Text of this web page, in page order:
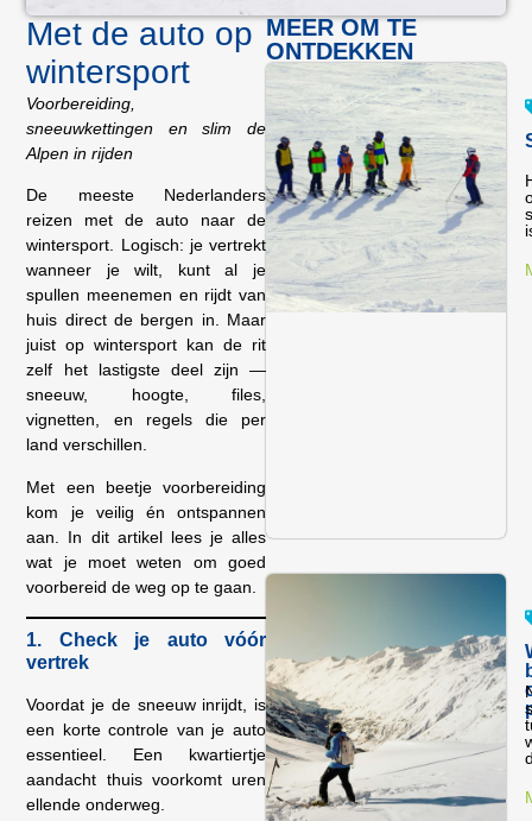
Met de auto op
wintersport
Voorbereiding,
sneeuwkettingen en slim de
Alpen in rijden
De meeste Nederlanders
reizen met de auto naar de
wintersport. Logisch: je vertrekt
wanneer je wilt, kunt al je
spullen meenemen en rijdt van
huis direct de bergen in. Maar
juist op wintersport kan de rit
zelf het lastigste deel zijn —
sneeuw, hoogte, files,
vignetten, en regels die per
land verschillen.
Met een beetje voorbereiding
kom je veilig én ontspannen
aan. In dit artikel lees je alles
wat je moet weten om goed
voorbereid de weg op te gaan.
1. Check je auto vóór
vertrek
Voordat je de sneeuw inrijdt, is
een korte controle van je auto
essentieel. Een kwartiertje
aandacht thuis voorkomt uren
ellende onderweg.
MEER OM TE
ONTDEKKEN